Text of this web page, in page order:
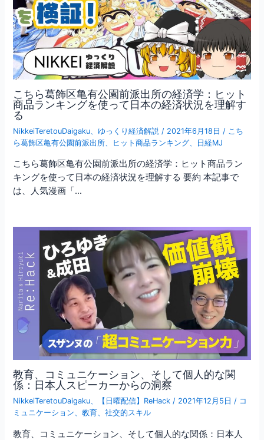
こちら葛飾区亀有公園前派出所の経済学：ヒット
商品ランキングを使って日本の経済状況を理解す
る
NikkeiTeretouDaigaku 、ゆっくり経済解説 / 2021年6月18日 / こち
ら葛飾区亀有公園前派出所
ヒット商品ランキング 日経MJ
こちら葛飾区亀有公園前派出所の経済学：ヒット商品ラン
キングを使って日本の経済状況を理解する 要約 本記事で
は、人気漫画「…
教育、コミュニケーション、そして個人的な関
係：日本人スピーカーからの洞察
NikkeiTeretouDaigaku、 【日曜配信】ReHack / 2021年12月5日 / コ
ミュニケーション、教育、社交的スキル
教育、コミュニケーション、そして個人的な関係：日本人